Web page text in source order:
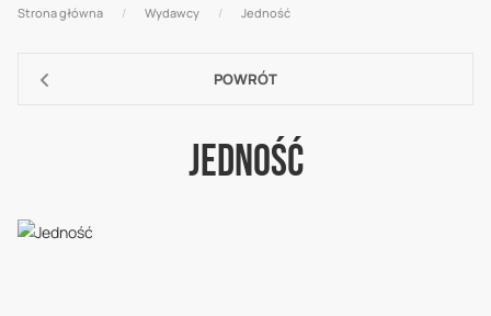
Strona główna Wydawcy Jedność
POWRÓT
Jedność